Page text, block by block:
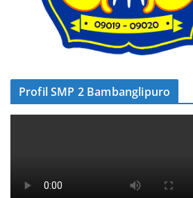
Profil SMP 2 Bambanglipuro